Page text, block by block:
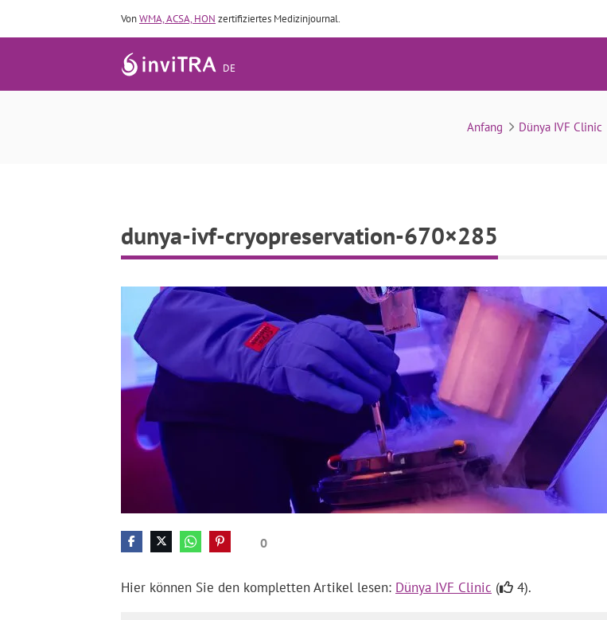
VonWMA, ACSA, HON zertifiziertes Medizinjournal.
DE
dunya-ivf-cryopreservation-670×285
Anfang Dünya IVF Clinic
dunya-ivf-cryopreservation-670×285
0
Hier können Sie den kompletten Artikel lesen: Dünya IVF Clinic ( 4).